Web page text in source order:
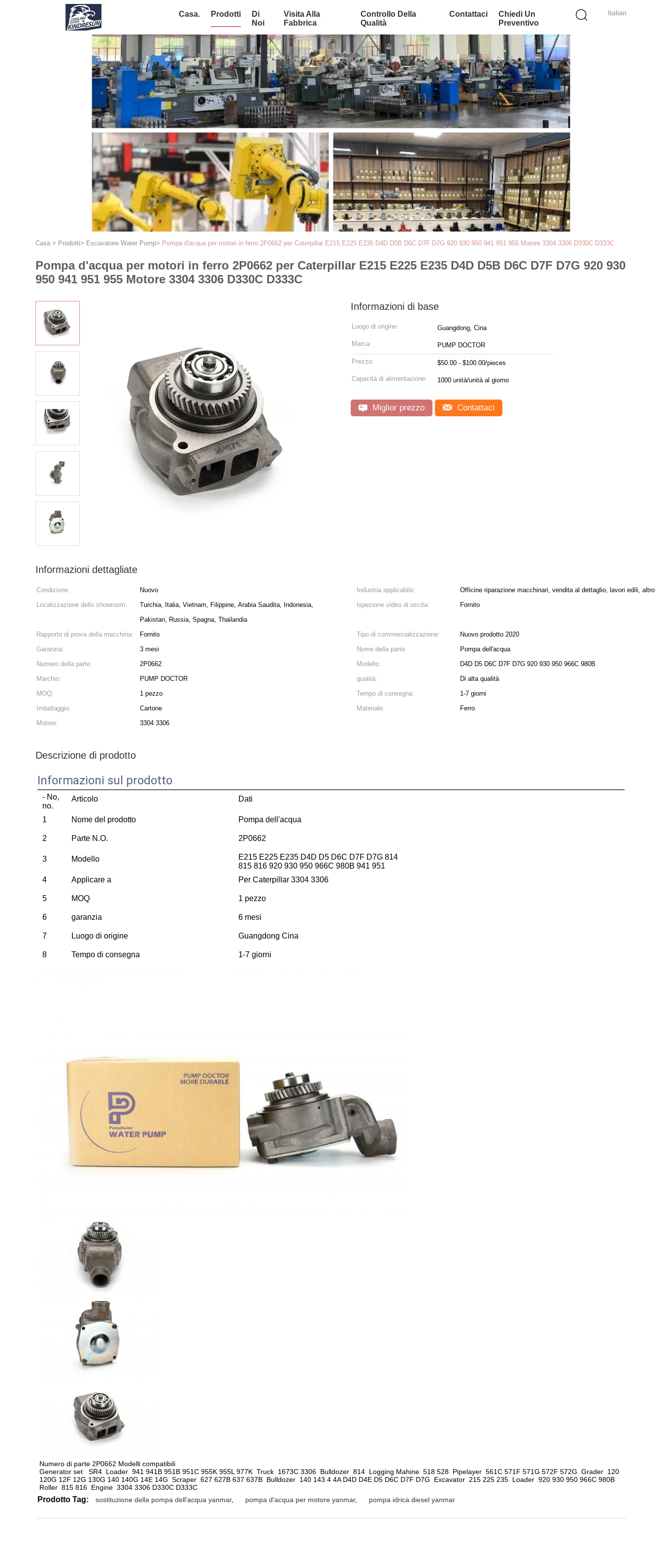
Italian
Casa. Prodotti
Di
Noi
Visita Alla
Fabbrica
Controllo Della
Qualità
Contattaci
Chiedi Un
Preventivo
Casa > Prodotti> Escavatore Water Pump> Pompa d'acqua per motori in ferro 2P0662 per Caterpillar E215 E225 E235 D4D D5B D6C D7F D7G 920 930 950 941 951 955 Motore 3304 3306 D330C D333C
Pompa d'acqua per motori in ferro 2P0662 per Caterpillar E215 E225 E235 D4D D5B D6C D7F D7G 920 930
950 941 951 955 Motore 3304 3306 D330C D333C
Informazioni di base
Luogo di origine: Guangdong, Cina
Marca: PUMP DOCTOR
Prezzo: $50.00 - $100.00/pieces
Capacità di alimentazione: 1000 unità/unità al giorno
Miglior prezzo Contattaci
Informazioni dettagliate
Condizione: Nuovo Industria applicabile:
Officine riparazione macchinari, vendita al dettaglio, lavori edili, altro
Localizzazione dello showroom:
Turchia, Italia, Vietnam, Filippine, Arabia Saudita, Indonesia,
Pakistan, Russia, Spagna, Thailandia
Ispezione video di uscita: Fornito
Rapporto di prova della macchina: Fornito Tipo di commercializzazione:
Nuovo prodotto 2020
Garanzia:
3 mesi Nome della parte:
Pompa dell'acqua
Numero della parte:
2P0662 Modello:
D4D D5 D6C D7F D7G 920 930 950 966C 980B
Marchio:
PUMP DOCTOR qualità:
Di alta qualità
MOQ:
1 pezzo Tempo di consegna:
1-7 giorni
Imballaggio:
Cartone Materiale:
Ferro
Motore:
3304 3306
Descrizione di prodotto
Informazioni sul prodotto
- No,
no.
Articolo Dati
1 Nome del prodotto Pompa dell'acqua
2 Parte N.O. 2P0662
3 Modello
E215 E225 E235 D4D D5 D6C D7F D7G 814
815 816 920 930 950 966C 980B 941 951
4
Applicare a Per Caterpillar 3304 3306
5 MOQ 1 pezzo
6 garanzia 6 mesi
7 Luogo di origine Guangdong Cina
8 Tempo di consegna 1-7 giorni
Numero di parte 2P0662 Modelli compatibili
Generator set   SR4  Loader  941 941B 951B 951C 955K 955L 977K  Truck  1673C 3306  Bulldozer  814  Logging Mahine  518 528  Pipelayer  561C 571F 571G 572F 572G  Grader  120
120G 12F 12G 130G 140 140G 14E 14G  Scraper  627 627B 637 637B  Bulldozer  140 143 4 4A D4D D4E D5 D6C D7F D7G  Excavator  215 225 235  Loader  920 930 950 966C 980B
Roller  815 816  Engine  3304 3306 D330C D333C
Prodotto Tag: sostituzione della pompa dell'acqua yanmar, pompa d'acqua per motore yanmar, pompa idrica diesel yanmar